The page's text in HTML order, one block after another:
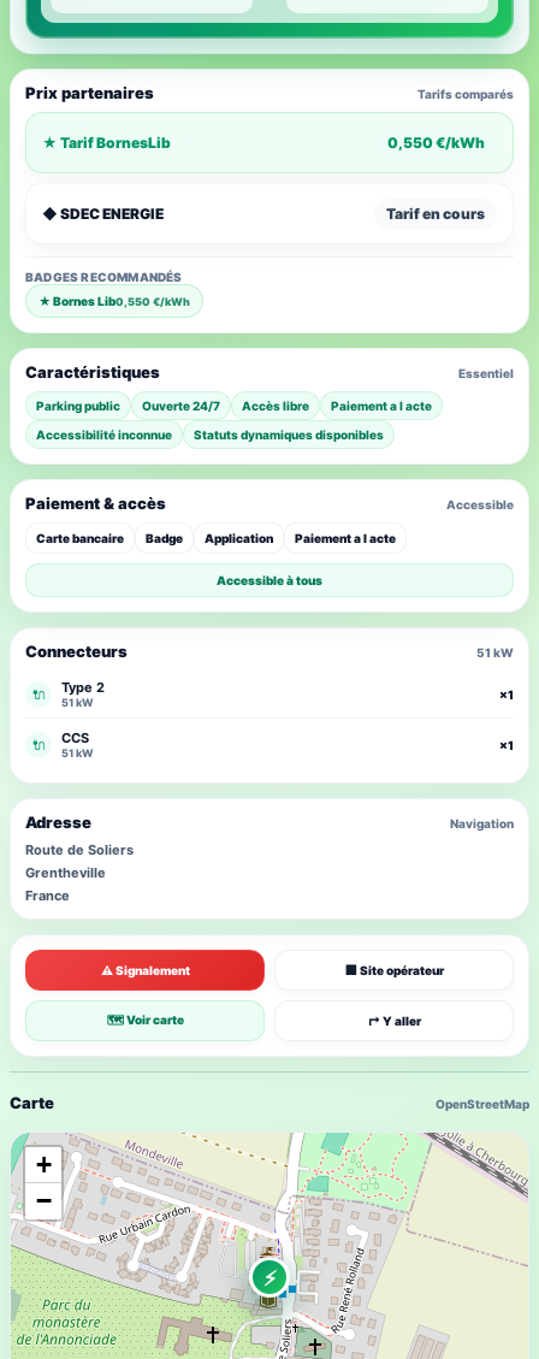
Carte OpenStreetMap
⚡
+
−
Prix partenaires Tarifs comparés
★ Tarif BornesLib 0,550 €/kWh
◆ SDEC ENERGIE Tarif en cours
BADGES RECOMMANDÉS
★ Bornes Lib0,550 €/kWh
⚠ Signalement 🏢 Site opérateur
🗺 Voir carte ↱ Y aller
Caractéristiques Essentiel
Parking public Ouverte 24/7 Accès libre
Paiement a l acte
Accessibilité inconnue
Statuts dynamiques disponibles
Connecteurs 51 kW
🔌 Type 2
51 kW
×1
🔌 CCS
51 kW
×1
Paiement & accès Accessible
Carte bancaire Badge Application Paiement a l acte
Accessible à tous
Adresse Navigation
Route de Soliers
Grentheville
France